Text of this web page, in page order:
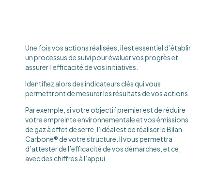
Une fois vos actions réalisées, il est essentiel d’établir
un processus de suivi pour évaluer vos progrès et
assurer l’efficacité de vos initiatives.
Identifiez alors des indicateurs clés qui vous
permettront de mesurer les résultats de vos actions.
Par exemple, si votre objectif premier est de réduire
votre empreinte environnementale et vos émissions
de gaz à effet de serre, l’idéal est de réaliser le Bilan
Carbone® de votre structure. Il vous permettra
d’attester de l’efficacité de vos démarches, et ce,
avec des chiffres à l’appui.